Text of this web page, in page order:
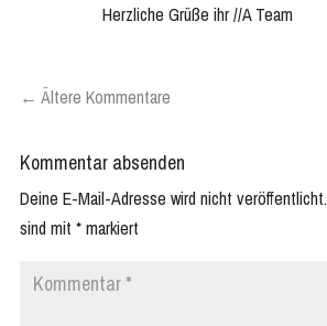
Herzliche Grüße ihr //A Team
← Ältere Kommentare
Kommentar absenden
Deine E-Mail-Adresse wird nicht veröffentlicht.
sind mit *markiert